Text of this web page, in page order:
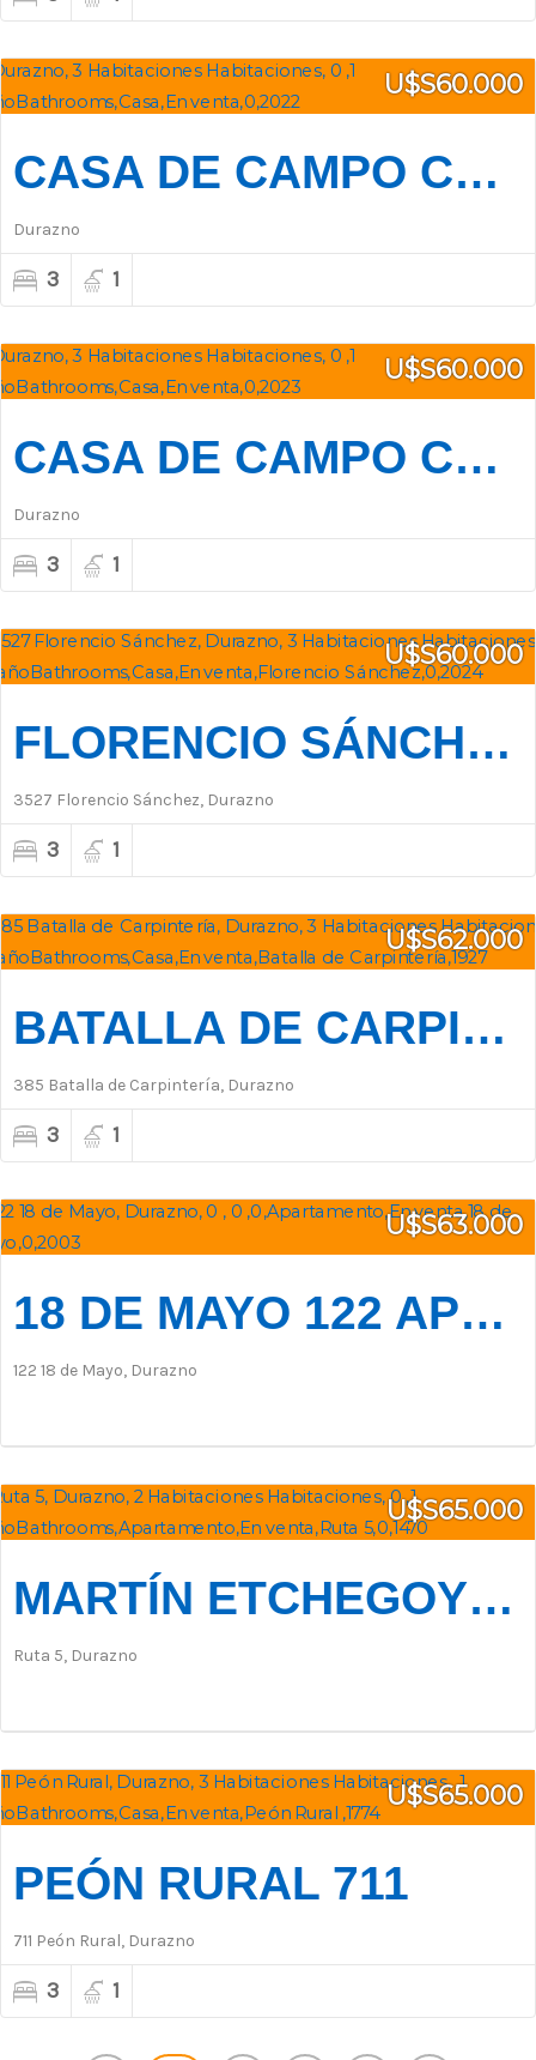
CASA DE CAMPO CON 1.500 M2 DE TERRENO – OMBÚES DE ORIBE
Durazno
3 1
U$S60.000
CASA DE CAMPO CON 1.000 M2 DE TERRENO – OMBÚES DE ORIBE
Durazno
3 1
U$S60.000
FLORENCIO SÁNCHEZ 3527 - SANTA BERNARDINA
3527 Florencio Sánchez, Durazno
3 1
U$S60.000
BATALLA DE CARPINTERÍA 385 CASI JUSTINO MARTINEZ
385 Batalla de Carpintería, Durazno
3 1
U$S62.000
18 DE MAYO 122 APTO 005
122 18 de Mayo, Durazno
U$S63.000
MARTÍN ETCHEGOYEN Y RUTA 5 - BLOCK A - PORTADA 192 - APTO 302
Ruta 5, Durazno
U$S65.000
PEÓN RURAL 711
711 Peón Rural, Durazno
3 1
U$S65.000